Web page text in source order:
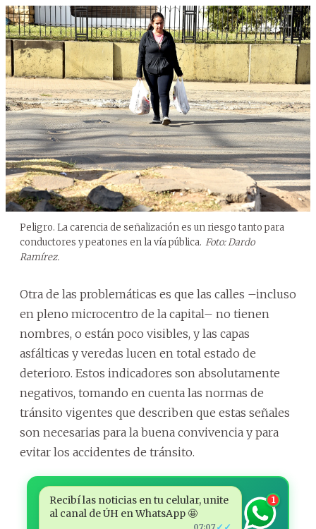
Peligro. La carencia de señalización es un riesgo tanto para
conductores y peatones en la vía pública. Foto: Dardo
Ramírez.
Otra de las problemáticas es que las calles –incluso
en pleno microcentro de la capital– no tienen
nombres, o están poco visibles, y las capas
asfálticas y veredas lucen en total estado de
deterioro. Estos indicadores son absolutamente
negativos, tomando en cuenta las normas de
tránsito vigentes que describen que estas señales
son necesarias para la buena convivencia y para
evitar los accidentes de tránsito.
Recibí las noticias en tu celular, unite
al canal de ÚH en WhatsApp 🤩
1